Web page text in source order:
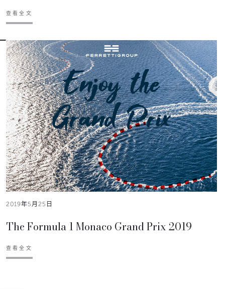
查看全文
2019年5月25日
The Formula 1 Monaco Grand Prix 2019
查看全文